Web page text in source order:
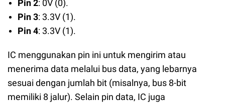
Pin 2: 0V (0).
Pin 3: 3.3V (1).
Pin 4: 3.3V (1).
IC menggunakan pin ini untuk mengirim atau
menerima data melalui bus data, yang lebarnya
sesuai dengan jumlah bit (misalnya, bus 8-bit
memiliki 8 jalur). Selain pin data, IC juga